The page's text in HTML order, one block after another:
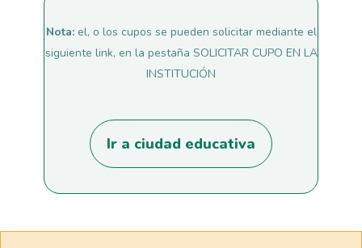
Nota:el, o los cupos se pueden solicitar mediante el
siguiente link, en la pestaña SOLICITAR CUPO EN LA
INSTITUCIÓN
Ir a ciudad educativa